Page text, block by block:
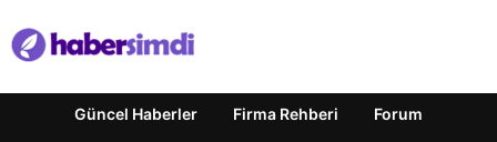
Güncel Haberler Firma Rehberi Forum